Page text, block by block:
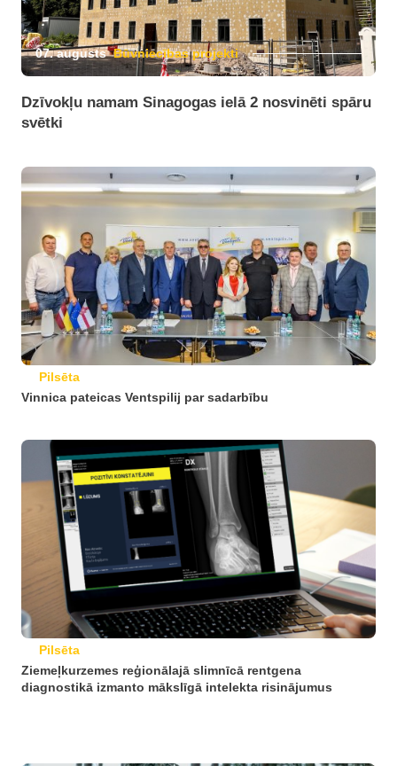
07. augusts Būvniecības projekti
Dzīvokļu namam Sinagogas ielā 2 nosvinēti spāru
svētki
Pilsēta
Vinnica pateicas Ventspilij par sadarbību
Pilsēta
Ziemeļkurzemes reģionālajā slimnīcā rentgena
diagnostikā izmanto mākslīgā intelekta risinājumus